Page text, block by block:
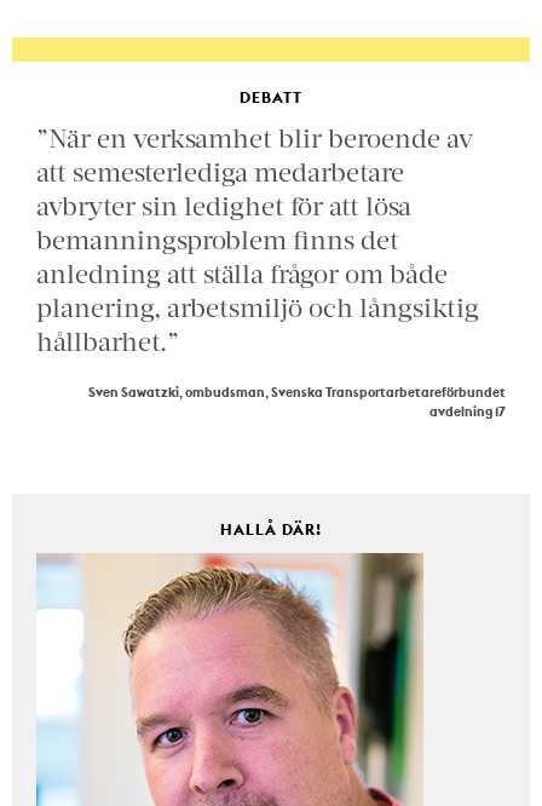
DEBATT
”När en verksamhet blir beroende av
att semesterlediga medarbetare
avbryter sin ledighet för att lösa
bemanningsproblem finns det
anledning att ställa frågor om både
planering, arbetsmiljö och långsiktig
hållbarhet.”
Sven Sawatzki, ombudsman, Svenska Transportarbetareförbundet
avdelning 17
HALLÅ DÄR!